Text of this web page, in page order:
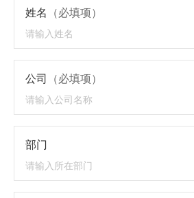
姓名 （必填项）
公司 （必填项）
部门